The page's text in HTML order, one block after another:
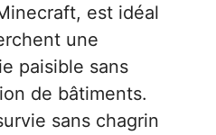
est idéal
une
paisible sans
de bâtiments.
sans chagrin